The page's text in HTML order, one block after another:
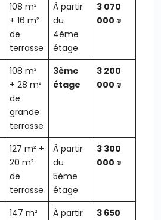
108 m²
+ 16 m²
de
terrasse
À partir
du
4ème
étage
3 070
000 ₪
108 m²
+ 28 m²
de
grande
terrasse
3ème
étage
3 200
000 ₪
127 m² +
20 m²
de
terrasse
À partir
du
5ème
étage
3 300
000 ₪
147 m²
À partir
3 650